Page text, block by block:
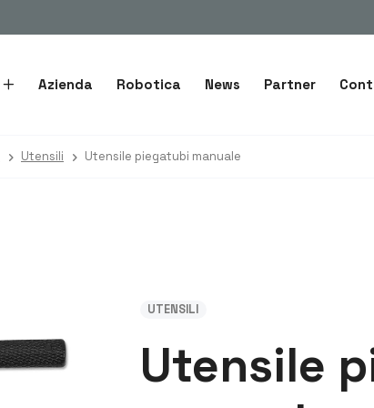
Azienda Robotica News Partner
Utensili Utensile piegatubi manuale
UTENSILI
Utensile